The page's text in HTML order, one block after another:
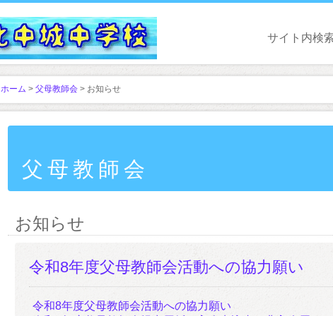
サイト内検
ホーム > 父母教師会 > お知らせ
父母教師会
お知らせ
令和8年度父母教師会活動への協力願い
令和8年度父母教師会活動への協力願い